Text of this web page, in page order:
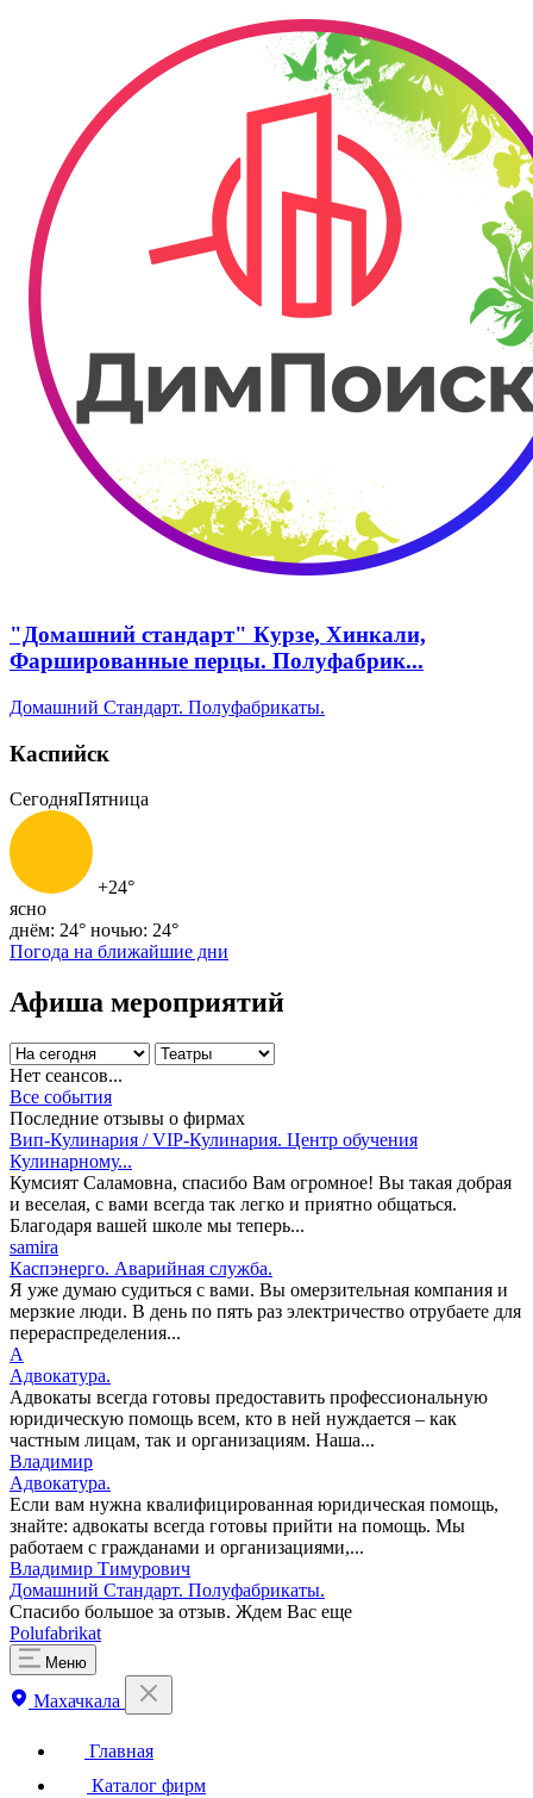
"Домашний стандарт" Курзе, Хинкали,
Фаршированные перцы. Полуфабрик...
Домашний Стандарт. Полуфабрикаты.
Каспийск
СегодняПятница
+24°
ясно
днём: 24° ночью: 24°
Погода на ближайшие дни
Афиша мероприятий
Нет сеансов...
Все события
Последние отзывы о фирмах
Вип-Кулинария / VIP-Кулинария. Центр обучения
Кулинарному...
Кумсият Саламовна, спасибо Вам огромное! Вы такая добрая
и веселая, с вами всегда так легко и приятно общаться.
Благодаря вашей школе мы теперь...
samira
Каспэнерго. Аварийная служба.
Я уже думаю судиться с вами. Вы омерзительная компания и
мерзкие люди. В день по пять раз электричество отрубаете для
перераспределения...
А
Адвокатура.
Адвокаты всегда готовы предоставить профессиональную
юридическую помощь всем, кто в ней нуждается – как
частным лицам, так и организациям. Наша...
Владимир
Адвокатура.
Если вам нужна квалифицированная юридическая помощь,
знайте: адвокаты всегда готовы прийти на помощь. Мы
работаем с гражданами и организациями,...
Владимир Тимурович
Домашний Стандарт. Полуфабрикаты.
Спасибо большое за отзыв. Ждем Вас еще
Polufabrikat
Меню
Махачкала
Главная
Каталог фирм